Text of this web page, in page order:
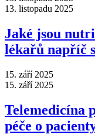
13. listopadu 2025
Jaké jsou
lékařů napříč
15. září 2025
15. září 2025
Telemedicína
péče o